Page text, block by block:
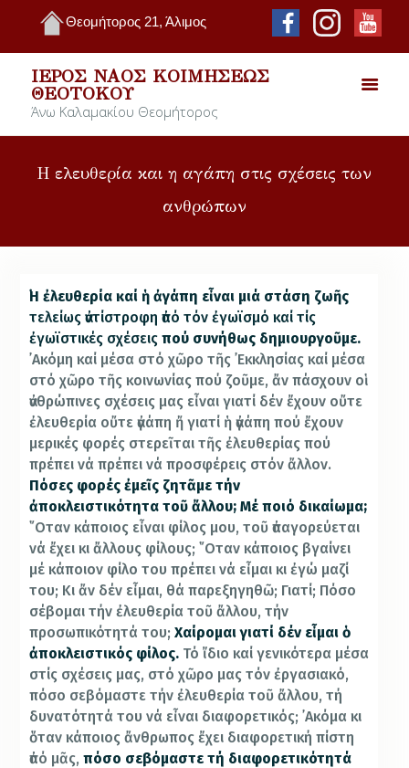
Θεομήτορος 21, Άλιμος
ΙΕΡΌΣ ΝΑΌΣ ΚΟΙΜΉΣΕΩΣ
ΘΕΟΤΌΚΟΥ
Άνω Καλαμακίου Θεομήτορος
Η ελευθερία και η αγάπη στις σχέσεις των
ανθρώπων
῾Η ἐλευθερία καί ἡ ἀγάπη εἶναι μιά στάση ζωῆς
τελείως ἀντίστροφη ἀπό τόν ἐγωϊσμό καί τίς
ἐγωϊστικές σχέσειςπού συνήθως δημιουργοῦμε.
᾿Ακόμη καί μέσα στό χῶρο τῆς ᾿Εκκλησίας καί μέσα
στό χῶρο τῆς κοινωνίας πού ζοῦμε, ἄν πάσχουν οἱ
ἀνθρώπινες σχέσεις μας εἶναι γιατί δέν ἔχουν οὔτε
ἐλευθερία οὔτε ἀγάπη ἤ γιατί ἡ ἀγάπη πού ἔχουν
μερικές φορές στερεῖται τῆς ἐλευθερίας πού
πρέπει νά πρέπει νά προσφέρεις στόν ἄλλον.
Πόσες φορές ἐμεῖς ζητᾶμε τήν
ἀποκλειστικότητα τοῦ ἄλλου; Μέ ποιό δικαίωμα;
῞Οταν κάποιος εἶναι φίλος μου, τοῦ ἀπαγορεύεται
νά ἔχει κι ἄλλους φίλους; ῞Οταν κάποιος βγαίνει
μέ κάποιον φίλο του πρέπει νά εἶμαι κι ἐγώ μαζί
του; Κι ἄν δέν εἶμαι, θά παρεξηγηθῶ; Γιατί; Πόσο
σέβομαι τήν ἐλευθερία τοῦ ἄλλου, τήν
προσωπικότητά του; Χαίρομαι γιατί δέν εἶμαι ὁ
ἀποκλειστικός φίλος. Τό ἴδιο καί γενικότερα μέσα
στίς σχέσεις μας, στό χῶρο μας τόν ἐργασιακό,
πόσο σεβόμαστε τήν ἐλευθερία τοῦ ἄλλου, τή
δυνατότητά του νά εἶναι διαφορετικός; ᾿Ακόμα κι
ὅταν κάποιος ἄνθρωπος ἔχει διαφορετική πίστη
ἀπό μᾶς, πόσο σεβόμαστε τή διαφορετικότητά